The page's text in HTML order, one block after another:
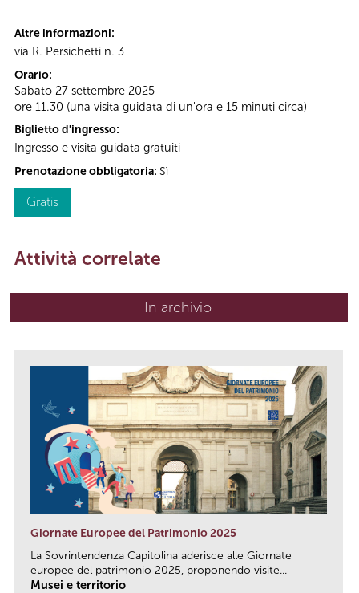
Altre informazioni:
via R. Persichetti n. 3
Orario:
Sabato 27 settembre 2025
ore 11.30 (una visita guidata di un'ora e 15 minuti circa)
Biglietto d'ingresso:
Ingresso e visita guidata gratuiti
Prenotazione obbligatoria: Sì
Gratis
Attività correlate
In archivio
Giornate Europee del Patrimonio 2025
La Sovrintendenza Capitolina aderisce alle Giornate
europee del patrimonio 2025, proponendo visite...
Musei e territorio